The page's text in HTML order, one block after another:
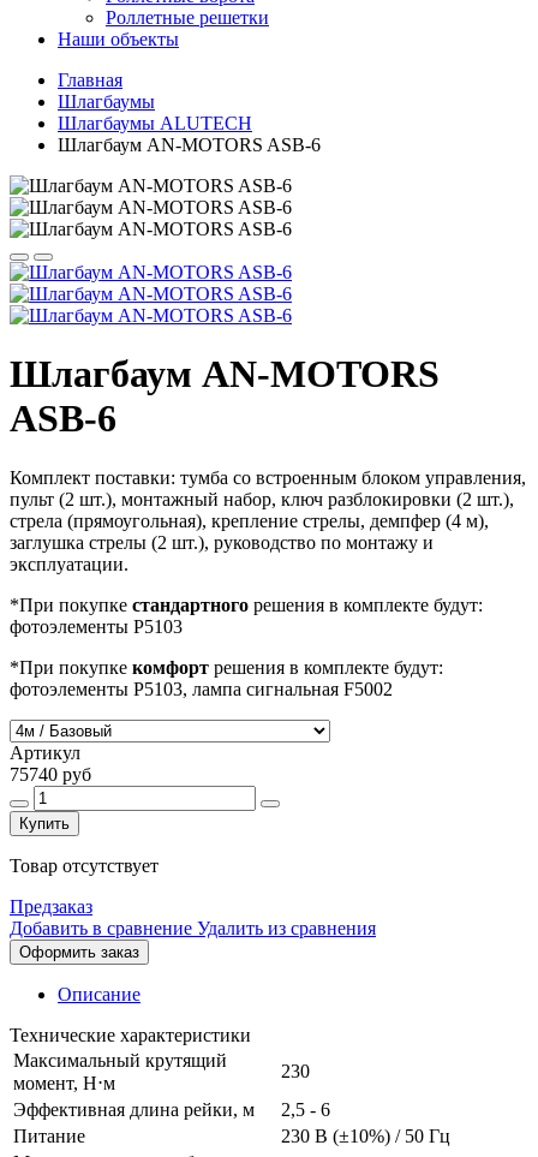
Роллетные решетки
Наши объекты
Главная
Шлагбаумы
Шлагбаумы ALUTECH
Шлагбаум AN-MOTORS ASB-6
Шлагбаум AN-MOTORS
ASB-6
Комплект поставки: тумба со встроенным блоком управления,
пульт (2 шт.), монтажный набор, ключ разблокировки (2 шт.),
стрела (прямоугольная), крепление стрелы, демпфер (4 м),
заглушка стрелы (2 шт.), руководство по монтажу и
эксплуатации.
*При покупке стандартного решения в комплекте будут:
фотоэлементы P5103
*При покупке комфорт решения в комплекте будут:
фотоэлементы P5103, лампа сигнальная F5002
Артикул
75740 руб
Купить
Товар отсутствует
Предзаказ
Добавить в сравнение Удалить из сравнения
Оформить заказ
Описание
Технические характеристики
Максимальный крутящий
момент, Н⋅м
230
Эффективная длина рейки, м
2,5 - 6
Питание
230 В (±10%) / 50 Гц